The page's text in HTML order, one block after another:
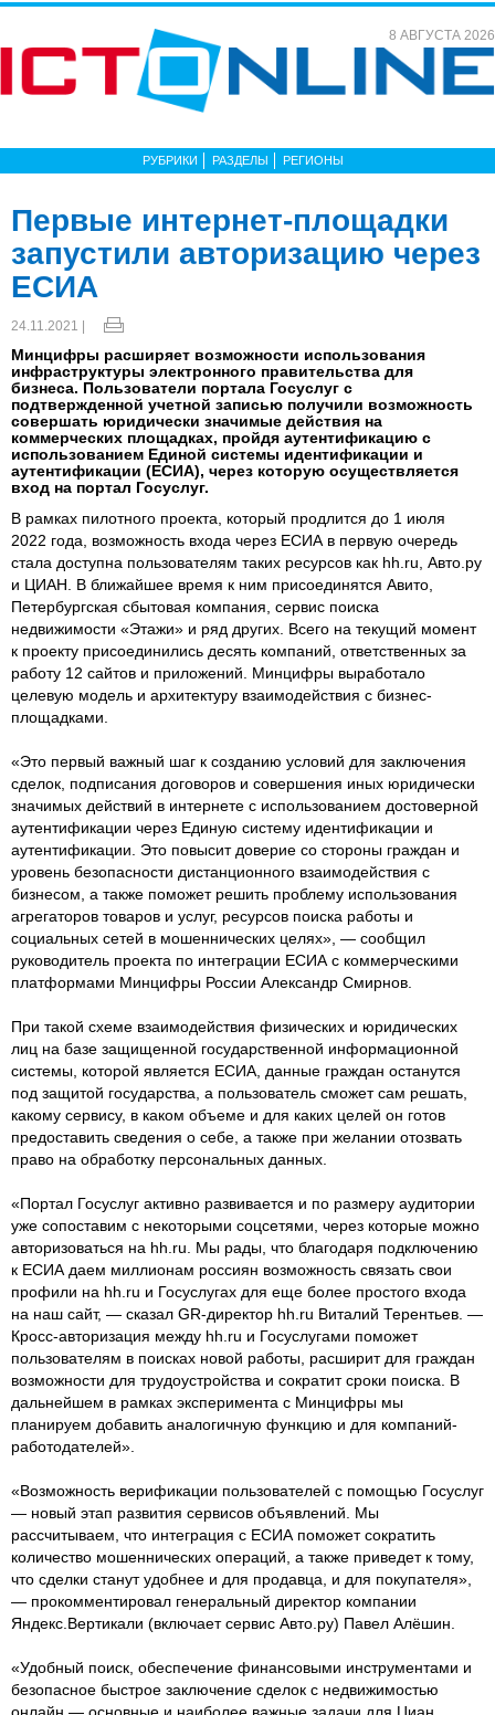
8 АВГУСТА 2026
РУБРИКИ РАЗДЕЛЫ РЕГИОНЫ
Первые интернет-площадки
запустили авторизацию через
ЕСИА
24.11.2021 |
Минцифры расширяет возможности использования
инфраструктуры электронного правительства для
бизнеса. Пользователи портала Госуслуг с
подтвержденной учетной записью получили возможность
совершать юридически значимые действия на
коммерческих площадках, пройдя аутентификацию с
использованием Единой системы идентификации и
аутентификации (ЕСИА), через которую осуществляется
вход на портал Госуслуг.
В рамках пилотного проекта, который продлится до 1 июля
2022 года, возможность входа через ЕСИА в первую очередь
стала доступна пользователям таких ресурсов как hh.ru, Авто.ру
и ЦИАН. В ближайшее время к ним присоединятся Авито,
Петербургская сбытовая компания, сервис поиска
недвижимости «Этажи» и ряд других. Всего на текущий момент
к проекту присоединились десять компаний, ответственных за
работу 12 сайтов и приложений. Минцифры выработало
целевую модель и архитектуру взаимодействия с бизнес-
площадками.
«Это первый важный шаг к созданию условий для заключения
сделок, подписания договоров и совершения иных юридически
значимых действий в интернете с использованием достоверной
аутентификации через Единую систему идентификации и
аутентификации. Это повысит доверие со стороны граждан и
уровень безопасности дистанционного взаимодействия с
бизнесом, а также поможет решить проблему использования
агрегаторов товаров и услуг, ресурсов поиска работы и
социальных сетей в мошеннических целях», — сообщил
руководитель проекта по интеграции ЕСИА с коммерческими
платформами Минцифры России Александр Смирнов.
При такой схеме взаимодействия физических и юридических
лиц на базе защищенной государственной информационной
системы, которой является ЕСИА, данные граждан останутся
под защитой государства, а пользователь сможет сам решать,
какому сервису, в каком объеме и для каких целей он готов
предоставить сведения о себе, а также при желании отозвать
право на обработку персональных данных.
«Портал Госуслуг активно развивается и по размеру аудитории
уже сопоставим с некоторыми соцсетями, через которые можно
авторизоваться на hh.ru. Мы рады, что благодаря подключению
к ЕСИА даем миллионам россиян возможность связать свои
профили на hh.ru и Госуслугах для еще более простого входа
на наш сайт, — сказал GR-директор hh.ru Виталий Терентьев. —
Кросс-авторизация между hh.ru и Госуслугами поможет
пользователям в поисках новой работы, расширит для граждан
возможности для трудоустройства и сократит сроки поиска. В
дальнейшем в рамках эксперимента с Минцифры мы
планируем добавить аналогичную функцию и для компаний-
работодателей».
«Возможность верификации пользователей с помощью Госуслуг
— новый этап развития сервисов объявлений. Мы
рассчитываем, что интеграция с ЕСИА поможет сократить
количество мошеннических операций, а также приведет к тому,
что сделки станут удобнее и для продавца, и для покупателя»,
— прокомментировал генеральный директор компании
Яндекс.Вертикали (включает сервис Авто.ру) Павел Алёшин.
«Удобный поиск, обеспечение финансовыми инструментами и
безопасное быстрое заключение сделок с недвижимостью